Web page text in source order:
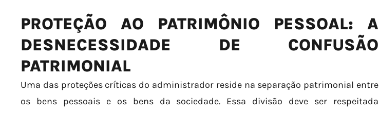
PROTEÇÃO AO PATRIMÔNIO PESSOAL: A
DESNECESSIDADE DE CONFUSÃO
PATRIMONIAL
Uma das proteções críticas do administrador reside na separação patrimonial entre
os bens pessoais e os bens da sociedade. Essa divisão deve ser respeitada